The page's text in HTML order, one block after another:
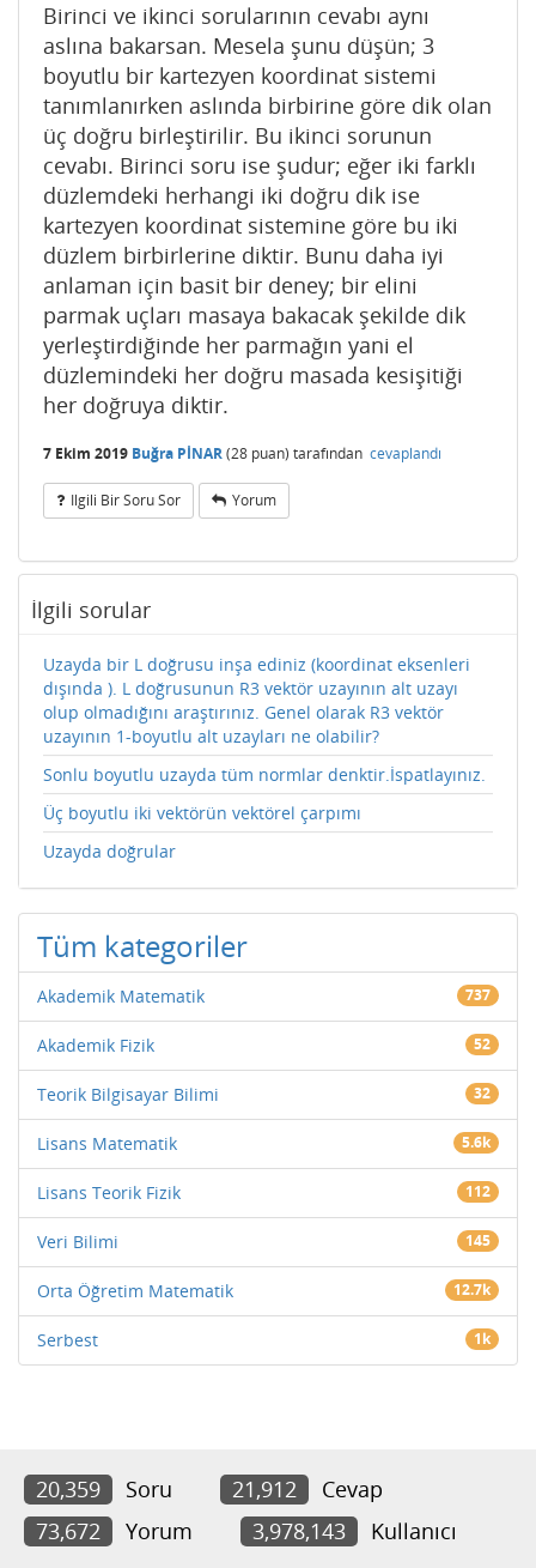
Birinci ve ikinci sorularının cevabı aynı
aslına bakarsan. Mesela şunu düşün; 3
boyutlu bir kartezyen koordinat sistemi
tanımlanırken aslında birbirine göre dik olan
üç doğru birleştirilir. Bu ikinci sorunun
cevabı. Birinci soru ise şudur; eğer iki farklı
düzlemdeki herhangi iki doğru dik ise
kartezyen koordinat sistemine göre bu iki
düzlem birbirlerine diktir. Bunu daha iyi
anlaman için basit bir deney; bir elini
parmak uçları masaya bakacak şekilde dik
yerleştirdiğinde her parmağın yani el
düzlemindeki her doğru masada kesişitiği
her doğruya diktir.
7 Ekim 2019 Buğra PİNAR(28 puan) tarafından cevaplandı
Ilgili Bir Soru Sor Yorum
İlgili sorular
Uzayda bir L doğrusu inşa ediniz (koordinat eksenleri
dışında ). L doğrusunun R3 vektör uzayının alt uzayı
olup olmadığını araştırınız. Genel olarak R3 vektör
uzayının 1-boyutlu alt uzayları ne olabilir?
Sonlu boyutlu uzayda tüm normlar denktir.İspatlayınız.
Üç boyutlu iki vektörün vektörel çarpımı
Uzayda doğrular
Tüm kategoriler
Akademik Matematik 737
Akademik Fizik 52
Teorik Bilgisayar Bilimi 32
Lisans Matematik 5.6k
Lisans Teorik Fizik 112
Veri Bilimi 145
Orta Öğretim Matematik 12.7k
Serbest 1k
20,359 Soru 21,912
Cevap
73,672
Yorum 3,978,143 Kullanıcı